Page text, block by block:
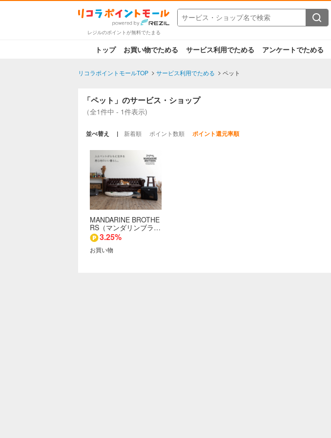
レジルのポイントが無料でたまる
トップ お買い物でためる サービス利用でためる アンケートでためる
リコラポイントモールTOP サービス利用でためる ペット
「ペット」のサービス・ショップ
（全1件中 - 1件表示)
並べ替え 新着順 ポイント数順 ポイント還元率順
MANDARINE BROTHE
RS（マンダリンブラ…
3.25%
お買い物